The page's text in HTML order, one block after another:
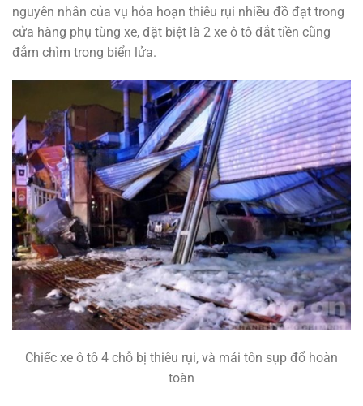
nguyên nhân của vụ hỏa hoạn thiêu rụi nhiều đồ đạt trong
cửa hàng phụ tùng xe, đặt biệt là 2 xe ô tô đắt tiền cũng
đắm chìm trong biển lửa.
Chiếc xe ô tô 4 chỗ bị thiêu rụi, và mái tôn sụp đổ hoàn
toàn